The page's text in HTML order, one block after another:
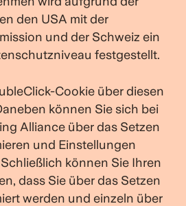
den USA mit der
und der Schweiz ein
festgestellt.
Cookie über diesen
können Sie sich bei
Alliance über das Setzen
und Einstellungen
können Sie Ihren
dass Sie über das Setzen
werden und einzeln über